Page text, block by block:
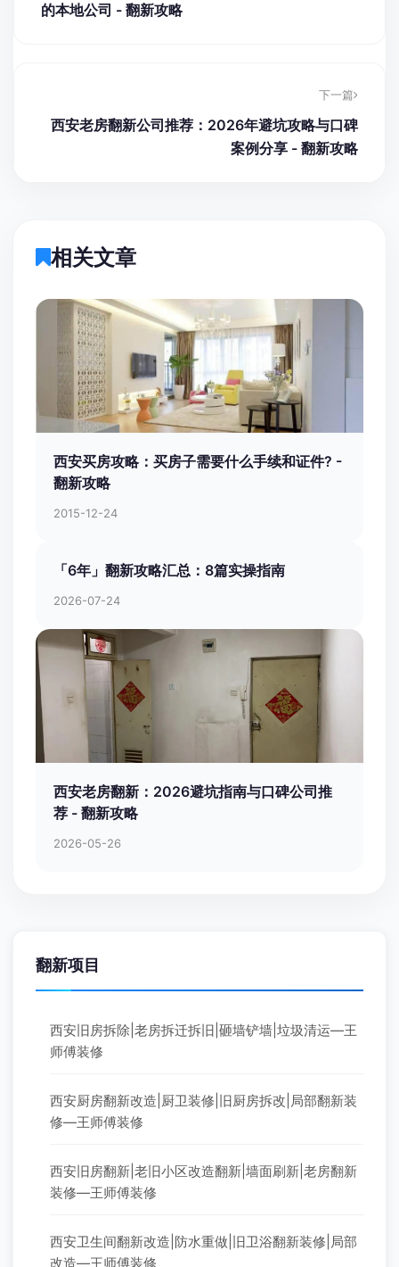
的本地公司 - 翻新攻略
下一篇
西安老房翻新公司推荐：2026年避坑攻略与口碑
案例分享 - 翻新攻略
相关文章
西安买房攻略：买房子需要什么手续和证件? -
翻新攻略
2015-12-24
「6年」翻新攻略汇总：8篇实操指南
2026-07-24
西安老房翻新：2026避坑指南与口碑公司推
荐 - 翻新攻略
2026-05-26
翻新项目
西安旧房拆除|老房拆迁拆旧|砸墙铲墙|垃圾清运—王
师傅装修
西安厨房翻新改造|厨卫装修|旧厨房拆改|局部翻新装
修—王师傅装修
西安旧房翻新|老旧小区改造翻新|墙面刷新|老房翻新
装修—王师傅装修
西安卫生间翻新改造|防水重做|旧卫浴翻新装修|局部
改造—王师傅装修